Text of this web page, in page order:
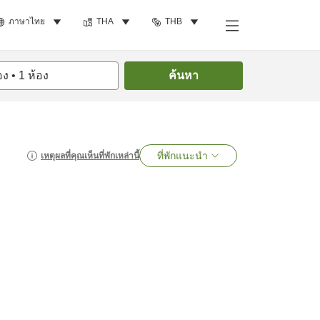
ภาษาไทย THA THB
• 1 ห้อง ค้นหา
เหตุผลที่คุณเห็นที่พักเหล่านี้ ที่พักแนะนำ